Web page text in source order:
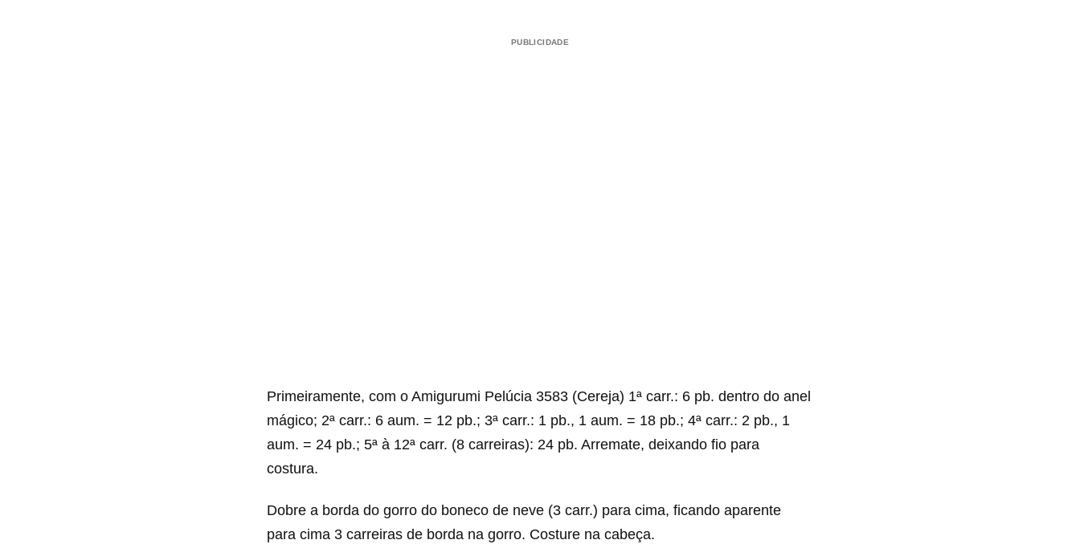
PUBLICIDADE
Primeiramente, com o Amigurumi Pelúcia 3583 (Cereja) 1ª carr.: 6 pb. dentro do anel
mágico; 2ª carr.: 6 aum. = 12 pb.; 3ª carr.: 1 pb., 1 aum. = 18 pb.; 4ª carr.: 2 pb., 1
aum. = 24 pb.; 5ª à 12ª carr. (8 carreiras): 24 pb. Arremate, deixando fio para
costura.
Dobre a borda do gorro do boneco de neve (3 carr.) para cima, ficando aparente
para cima 3 carreiras de borda na gorro. Costure na cabeça.